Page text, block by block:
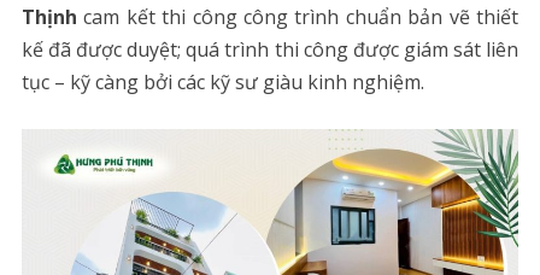
Thịnh cam kết thi công công trình chuẩn bản vẽ thiết
kế đã được duyệt; quá trình thi công được giám sát liên
tục – kỹ càng bởi các kỹ sư giàu kinh nghiệm.